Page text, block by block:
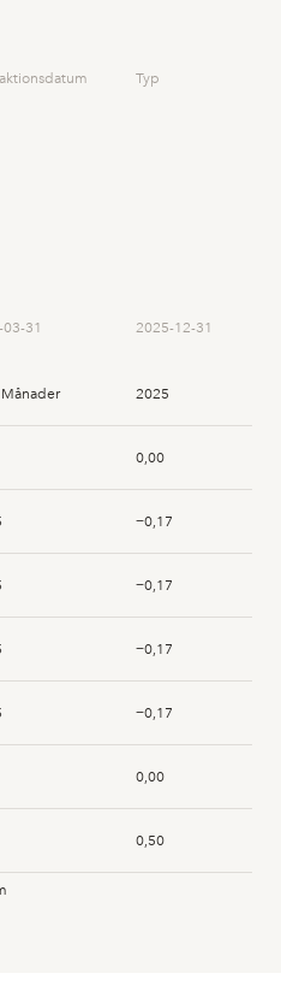
Typ
31 2025-12-31
2025
0,00
−0,17
−0,17
−0,17
−0,17
0,00
0,50